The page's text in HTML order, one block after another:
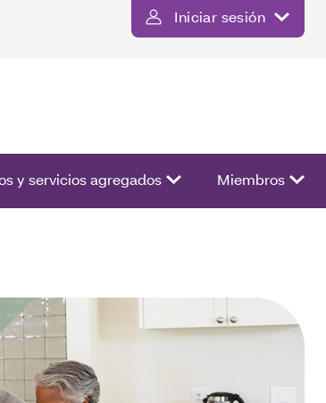
Iniciar sesión
y servicios agregados Miembros